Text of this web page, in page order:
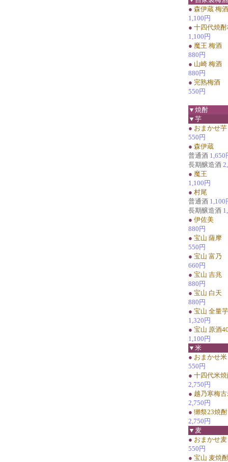
● 森伊蔵 梅酒
1,100円
● 十四代焼
1,100円
● 魔王 梅酒
880円
● 山崎 梅酒
880円
● 完熟梅酒
550円
▼焼酎
▼芋
● おまかせ芋
550円
● 森伊蔵
普通酒 1,650
長期醸造酒
● 魔王
1,100円
● 村尾
普通酒 1,100
長期醸造酒
● 伊佐美
880円
● 宝山 薩摩
550円
● 宝山 富乃
660円
● 宝山 吉兆
880円
● 宝山 白天
880円
● 宝山 全量芋
1,320円
● 宝山 原酒
1,100円
▼米
● おまかせ米
550円
● 十四代米
2,750円
● 越乃寒梅
2,750円
● 獺祭23焼酎
2,750円
▼麦
● おまかせ麦
550円
● 宝山 麦焼酎